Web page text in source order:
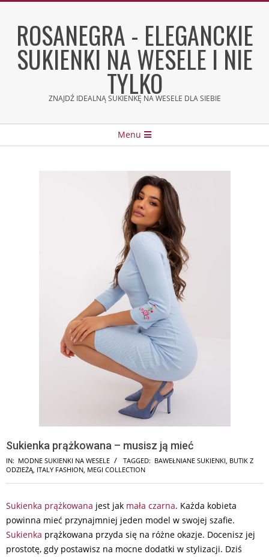
contentROSANEGRA - ELEGANCKIE
SUKIENKI NA WESELE I NIE
TYLKO
ZNAJDŹ IDEALNĄ SUKIENKĘ NA WESELE DLA SIEBIE
Menu
Sukienka prążkowana – musisz ją mieć
IN: MODNE SUKIENKI NA WESELE TAGGED: BAWEŁNIANE SUKIENKI, BUTIK Z
ODZIEŻĄ, ITALY FASHION, MEGI COLLECTION
Sukienka prążkowana jest jak mała czarna. Każda kobieta
powinna mieć przynajmniej jeden model w swojej szafie.
Sukienka prążkowana przyda się na różne okazje. Docenisz jej
prostotę, gdy postawisz na mocne dodatki w stylizacji. Dziś